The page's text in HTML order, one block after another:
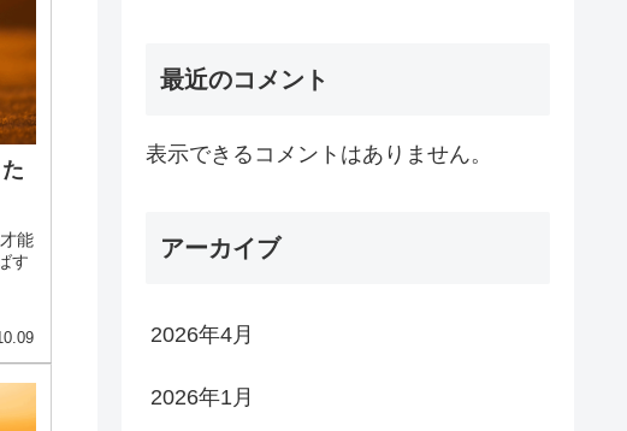
能
す
最近のコメント
表示できるコメントはありません。
アーカイブ
2026年4月
2026年1月